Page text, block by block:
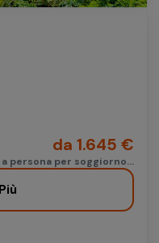
da 1.645 €
a persona per soggiorno...